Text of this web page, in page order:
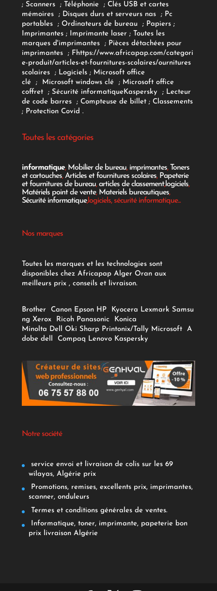
; Scanners ; Téléphonie ; Clés USB et cartes
mémoires
; Disques durs et serveurs nas ; Pc
portables
; Ordinateurs de bureau ; Papiers;
Imprimantes;Imprimante laser; Toutes les
marques d'imprimantes
; Pièces détachées pour
imprimantes
; F https://www.africapap.com/categori
e-produit/articles-et-fournitures-scolaires/ournitures
scolaires; Logiciels ; Microsoft office
clé
; Microsoft windows clé; Microsoft office
coffret ; Sécurité informatiqueKaspersky ; Lecteur
de code barres
; Compteuse de billet; Classements
; Protection Covid .
Toutes les catégories
informatique, Mobilier de bureau, imprimantes, Toners
et cartouches,Articles et fournitures scolaires, Papeterie
et fournitures de bureau,articles de classement,logiciels,
Matériels point de vente, Materiels bureautiques,
Sécurité informatique,logiciels, sécurité informatique...
Nos marques
Toutes les marques et les technologies sont
disponibles chez Africapap Alger Oran aux
meilleurs prix , conseils et livraison.
Brother Canon Epson HP Kyocera Lexmark Samsu
ng Xerox Ricoh Panasonic
Konica
Minolta Dell Oki Sharp Printonix/Tally Microsoft
A
dobe dell Compaq Lenovo Kaspersky
Notre société
service envoi et livraison de colis sur les 69
wilayas, Algérie prix
Promotions, remises, excellents prix, imprimantes,
scanner, onduleurs
Termes et conditions générales de ventes.
Informatique, toner, imprimante, papeterie bon
prix livraison Algérie